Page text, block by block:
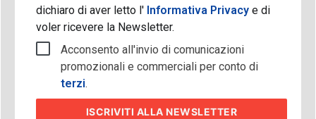
dichiaro di aver letto l'Informativa Privacy e di
voler ricevere la Newsletter.
Acconsento all'invio di comunicazioni
promozionali e commerciali per conto di
terzi.
ISCRIVITI ALLA NEWSLETTER